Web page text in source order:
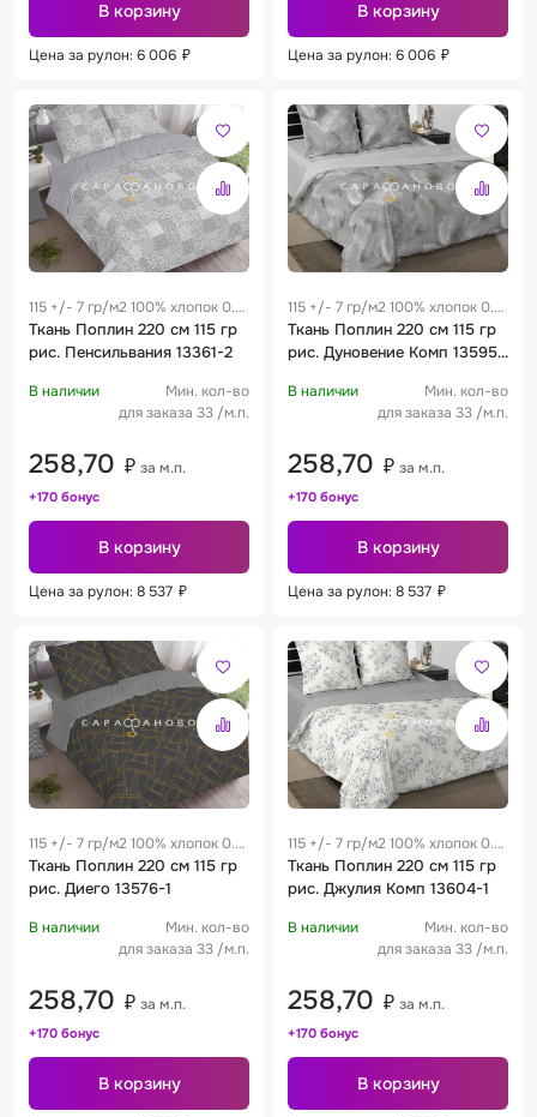
В корзину
Цена за рулон: 6 006 ₽
В корзину
Цена за рулон: 6 006 ₽
115 +/- 7 гр/м2 100% хлопок 0.3
м
Ткань Поплин 220 см 115 гр
рис. Пенсильвания 13361-2
В наличии
Мин. кол-во
для заказа 33 /м.п.
258,70 ₽ за м.п.
+170 бонус
В корзину
Цена за рулон: 8 537 ₽
115 +/- 7 гр/м2 100% хлопок 0.3
м
Ткань Поплин 220 см 115 гр
рис. Дуновение Комп 13595-
В наличии
Мин. кол-во
для заказа 33 /м.п.
258,70 ₽ за м.п.
+170 бонус
В корзину
Цена за рулон: 8 537 ₽
115 +/- 7 гр/м2 100% хлопок 0.3
м
Ткань Поплин 220 см 115 гр
рис. Диего 13576-1
В наличии
Мин. кол-во
для заказа 33 /м.п.
258,70 ₽ за м.п.
+170 бонус
В корзину
115 +/- 7 гр/м2 100% хлопок 0.3
м
Ткань Поплин 220 см 115 гр
рис. Джулия Комп 13604-1
В наличии
Мин. кол-во
для заказа 33 /м.п.
258,70 ₽ за м.п.
+170 бонус
В корзину